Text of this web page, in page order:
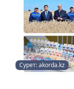
Сурет: akorda.kz